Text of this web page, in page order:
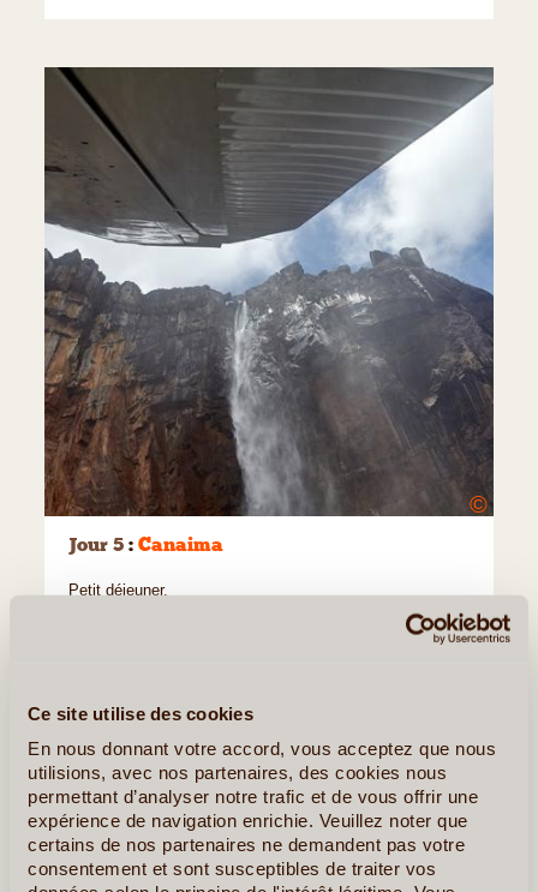
Ce site utilise des cookies
En nous donnant votre accord, vous acceptez que nous
utilisions, avec nos partenaires, des cookies nous
permettant d’analyser notre trafic et de vous offrir une
expérience de navigation enrichie. Veuillez noter que
certains de nos partenaires ne demandent pas votre
consentement et sont susceptibles de traiter vos
©
Jour 5 : Canaima
Petit déjeuner.
Journée libre pour profiter des installations de votre
Option : Excursion au Canyon de Kavac avec survol
du Salto Angel (tarif selon campement, nous
consulter)
Nous embarquons à bord d’une avionnette (généralement
CESSNA 206 – 5 places) pour un vol en direction du